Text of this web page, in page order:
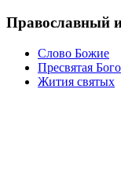
Православный
Слово Божие
Пресвятая
Жития святых